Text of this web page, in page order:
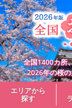
全国1400カ所
2026年の桜
エリアから
探す